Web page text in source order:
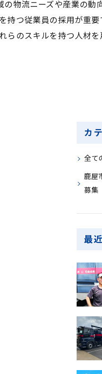
物流ニーズや産業の動
持つ従業員の採用が重
らのスキルを持つ人材
カ
全て
鹿
募集
最